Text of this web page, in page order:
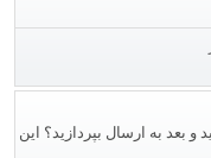
بعد به ارسال بپردازید؟ این